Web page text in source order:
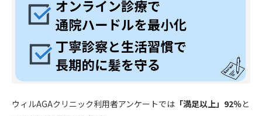
ウィルAGAクリニック利用者アンケートでは 「満足以上」92％と